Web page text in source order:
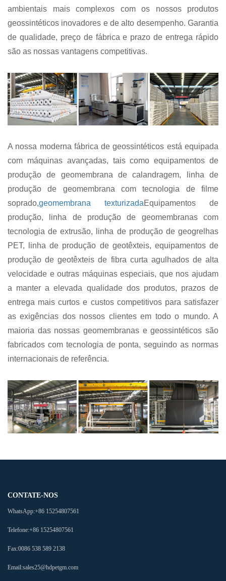
ambientais mais complexos com os nossos produtos
geossintéticos inovadores e de alto desempenho. Garantia
de qualidade, preço de fábrica e prazo de entrega rápido
são as nossas vantagens competitivas.
A nossa moderna fábrica de geossintéticos está equipada
com máquinas avançadas, tais como equipamentos de
produção de geomembrana de calandragem, linha de
produção de geomembrana com tecnologia de filme
soprado,geomembrana texturizadaEquipamentos de
produção, linha de produção de geomembranas com
tecnologia de extrusão, linha de produção de geogrelhas
PET, linha de produção de geotêxteis, equipamentos de
produção de geotêxteis de fibra curta agulhados de alta
velocidade e outras máquinas especiais, que nos ajudam
a manter a elevada qualidade dos produtos, prazos de
entrega mais curtos e custos competitivos para satisfazer
as exigências dos nossos clientes em todo o mundo. A
maioria das nossas geomembranas e geossintéticos são
fabricados com tecnologia de ponta, seguindo as normas
internacionais de referência.
CONTATE-NOS
WhatsApp:+86 15254807561
Telefone:+86 15254807561
Fax:0086 538 589 2138
Email:sales25@hdpetgm.com